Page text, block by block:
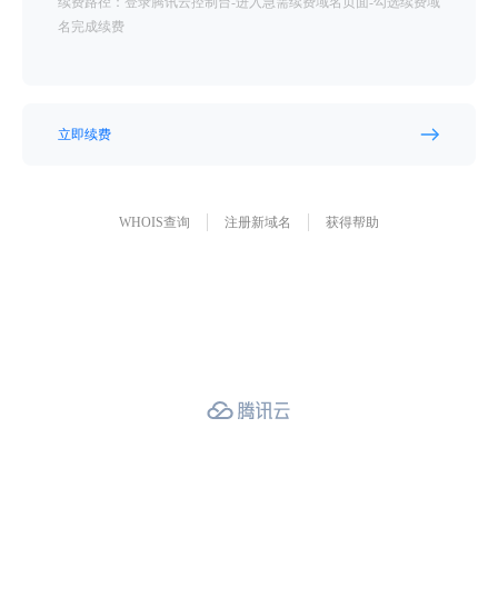
名完成续费
立即续费
WHOIS查询 注册新域名 获得帮助